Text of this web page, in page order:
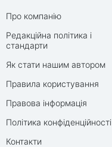
Про компанію
Редакційна політика і
стандарти
Як стати нашим автором
Правила користування
Правова інформація
Політика конфіденційності
Контакти